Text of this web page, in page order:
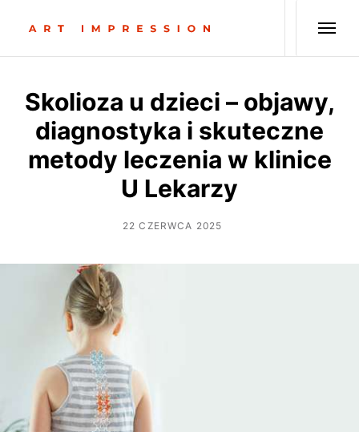
Skolioza u dzieci – objawy,
diagnostyka i skuteczne
metody leczenia w klinice
U Lekarzy
22 CZERWCA 2025